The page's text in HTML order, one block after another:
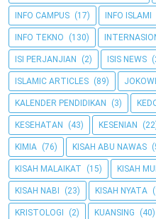
INFO CAMPUS (17) INFO ISLAMI
INFO TEKNO (130)
ISI PERJANJIAN (2) ISIS NEWS
ISLAMIC ARTICLES (89) JOKOWI
KALENDER PENDIDIKAN (3)
KESEHATAN (43) KESENIAN
KIMIA (76) KISAH ABU NAWAS
KISAH MALAIKAT (15) KISAH
KISAH NABI (23) KISAH NYATA
KRISTOLOGI (2) KUANSING (40)